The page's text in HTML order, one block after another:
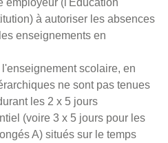
employeur (l'Éducation
à autoriser les absences
enseignements en
scolaire, en
ne sont pas tenues
les 2 x 5 jours
(voire 3 x 5 jours pour les
A) situés sur le temps